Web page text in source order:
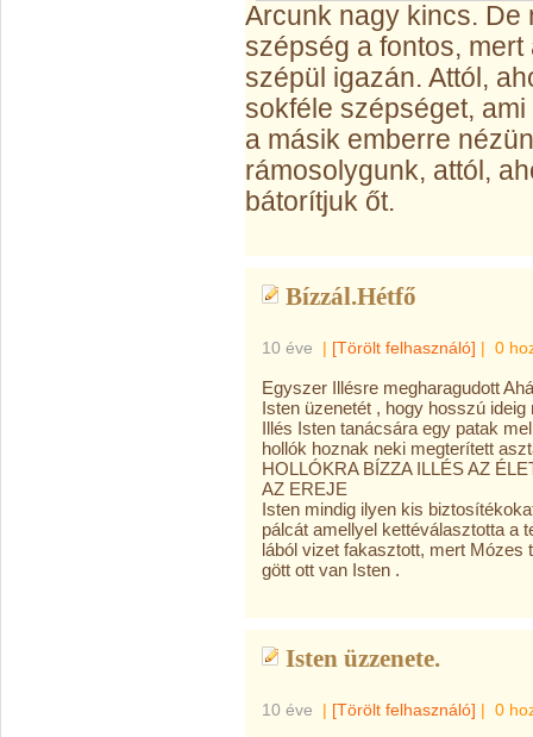
Arcunk nagy kincs. De
szépség a fontos,
szépül igazán. Attól,
sokféle szépséget,
a másik emberre
rámosolygunk, attól,
bátorítjuk őt.
Bízzál.Hétfő
10 éve | [Törölt felhasználó] | 0
Egyszer Illésre megharagudott
Isten üzenetét , hogy hosszú
Illés Isten tanácsára egy patak
hollók hoznak neki megterített
HOLLÓKRA BÍZZA ILLÉS AZ
AZ EREJE
Isten mindig ilyen kis
pálcát amellyel kettéválasztotta a
lából vizet fakasztott, mert Mózes
gött ott van Isten .
Isten üzzenete.
10 éve | [Törölt felhasználó] | 0